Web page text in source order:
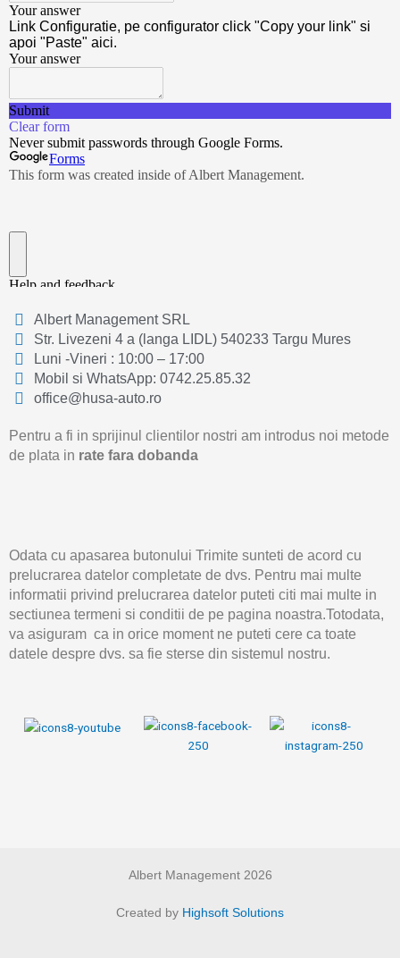
Albert Management SRL
Str. Livezeni 4 a (langa LIDL) 540233 Targu Mures
Luni -Vineri : 10:00 – 17:00
Mobil si WhatsApp: 0742.25.85.32
office@husa-auto.ro
Pentru a fi in sprijinul clientilor nostri am introdus noi metode
de plata in rate fara dobanda
Odata cu apasarea butonului Trimite sunteti de acord cu
prelucrarea datelor completate de dvs. Pentru mai multe
informatii privind prelucrarea datelor puteti citi mai multe in
sectiunea termeni si conditii de pe pagina noastra.Totodata,
va asiguram ca in orice moment ne puteti cere ca toate
datele despre dvs. sa fie sterse din sistemul nostru.
Albert Management 2026
Created by Highsoft Solutions